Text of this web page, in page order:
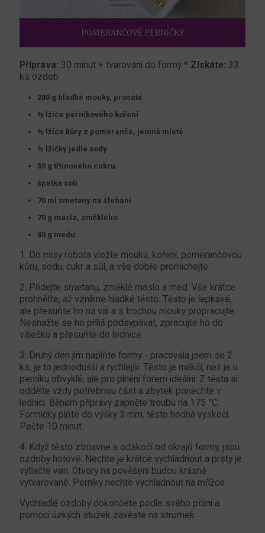
POMERANČOVÉ PERNÍČKY
Příprava: 30 minut + tvarování do formy * Získáte: 33
ks ozdob
280 g hladké mouky, prosáté
½ lžíce perníkového koření
½ lžíce kůry z pomeranče, jemně mleté
½ lžičky jedlé sody
50 g třtinového cukru
špetka soli
70 ml smetany na šlehání
70 g másla, změklého
80 g medu
1. Do mísy robota vložte mouku, koření, pomerančovou
kůru, sodu, cukr a sůl, a vše dobře promíchejte.
2. Přidejte smetanu, změklé máslo a med. Vše krátce
prohněťte, až vznikne hladké těsto. Těsto je lepkavé,
ale přesuňte ho na vál a s trochou mouky propracujte.
Nesnažte se ho příliš podsypávat, zpracujte ho do
válečku a přesuňte do lednice.
3. Druhý den jím naplňte formy - pracovala jsem se 2
ks, je to jednodušší a rychlejší. Těsto je měkčí, než je u
perníku obvyklé, ale pro plnění forem ideální. Z těsta si
oddělte vždy potřebnou část a zbytek ponechte v
lednici. Během přípravy zapněte troubu na 175 °C.
Formičky plňte do výšky 3 mm, těsto hodně vyskočí.
Pečte 10 minut.
4. Když těsto ztmavne a odskočí od okrajů formy, jsou
ozdoby hotové. Nechte je krátce vychladnout a prsty je
vytlačte ven. Otvory na pověšení budou krásně
vytvarované. Perníky nechte vychladnout na mřížce.
Vychladlé ozdoby dokončete podle svého přání a
pomocí úzkých stužek zavěste na stromek.